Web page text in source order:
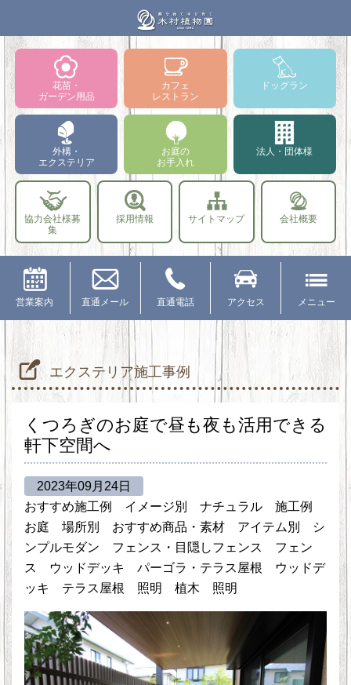
花苗・
ガーデン用品
カフェ
レストラン
ドッグラン
外構・
エクステリア
お庭の
お手入れ
法人・団体様
協力会社様募
集
採用情報 サイトマップ 会社概要
営業案内 直通メール 直通電話 アクセス メニュー
エクステリア施工事例
くつろぎのお庭で昼も夜も活用できる
軒下空間へ
2023年09月24日
おすすめ施工例
イメージ別 ナチュラル
施工例
お庭
場所別 おすすめ商品・素材 アイテム別
シ
ンプルモダン
フェンス・目隠しフェンス
フェン
ス
ウッドデッキ パーゴラ・テラス屋根
ウッドデ
ッキ
テラス屋根 照明 植木 照明